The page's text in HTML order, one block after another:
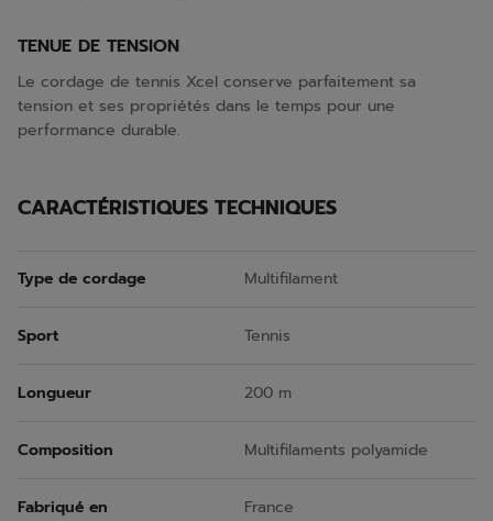
TENUE DE TENSION
Le cordage de tennis Xcel conserve parfaitement sa
tension et ses propriétés dans le temps pour une
performance durable.
CARACTÉRISTIQUES TECHNIQUES
Type de cordage Multifilament
Sport Tennis
Longueur 200 m
Composition Multifilaments polyamide
Fabriqué en France